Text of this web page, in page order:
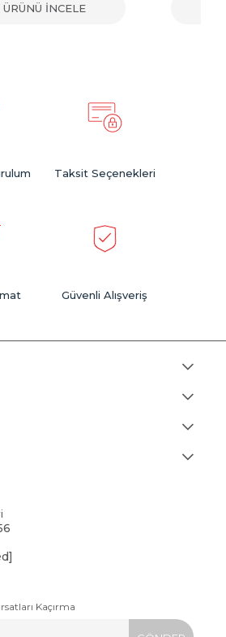
ÜRÜNÜ İNCELE
Taksit Seçenekleri
Güvenli Alışveriş
Kaçırma